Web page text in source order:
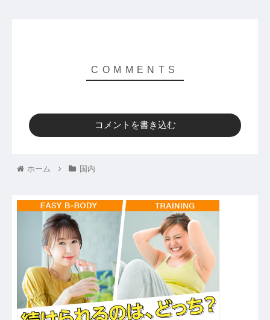
コメントを書き込む
ホーム 国内